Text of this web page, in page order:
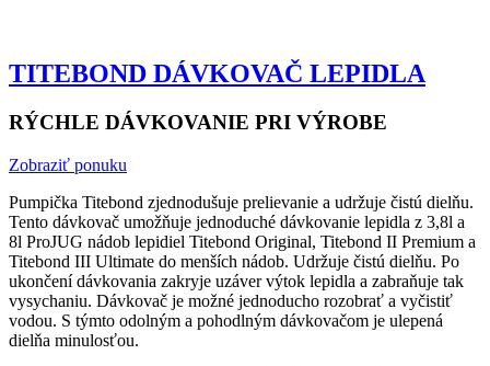
TITEBOND DÁVKOVAČ LEPIDLA
RÝCHLE DÁVKOVANIE PRI VÝROBE
Zobraziť ponuku
Pumpička Titebond zjednodušuje prelievanie a udržuje čistú dielňu.
Tento dávkovač umožňuje jednoduché dávkovanie lepidla z 3,8l a
8l ProJUG nádob lepidiel Titebond Original, Titebond II Premium a
Titebond III Ultimate do menších nádob. Udržuje čistú dielňu. Po
ukončení dávkovania zakryje uzáver výtok lepidla a zabraňuje tak
vysychaniu. Dávkovač je možné jednoducho rozobrať a vyčistiť
vodou. S týmto odolným a pohodlným dávkovačom je ulepená
dielňa minulosťou.